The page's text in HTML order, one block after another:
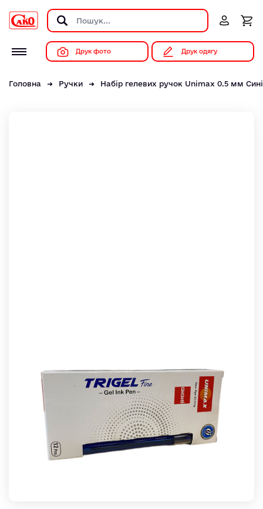
Друк фото Друк одягу
Головна Ручки Набір гелевих ручок Unimax 0.5 мм